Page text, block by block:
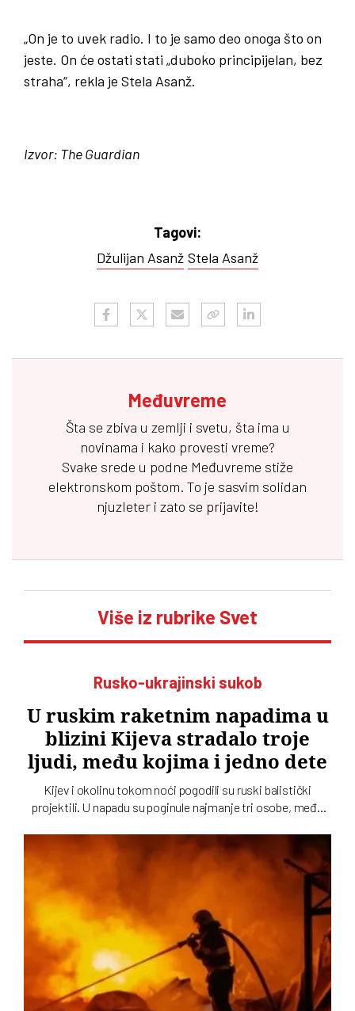
„On je to uvek radio. I to je samo deo onoga što on
jeste. On će ostati stati „duboko principijelan, bez
straha“, rekla je Stela Asanž.
Izvor: The Guardian
Tagovi:
Džulijan Asanž Stela Asanž
Međuvreme
Šta se zbiva u zemlji i svetu, šta ima u
novinama i kako provesti vreme?
Svake srede u podne Međuvreme stiže
elektronskom poštom. To je sasvim solidan
njuzleter i zato se prijavite!
Više iz rubrike Svet
Rusko-ukrajinski sukob
U ruskim raketnim napadima u
blizini Kijeva stradalo troje
ljudi, među kojima i jedno dete
Kijev i okolinu tokom noći pogodili su ruski balistički
projektili. U napadu su poginule najmanje tri osobe, među